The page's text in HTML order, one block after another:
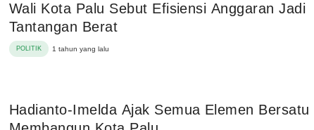
Wali Kota Palu Sebut Efisiensi Anggaran Jadi
Tantangan Berat
POLITIK 1 tahun yang lalu
Hadianto-Imelda Ajak Semua Elemen Bersatu